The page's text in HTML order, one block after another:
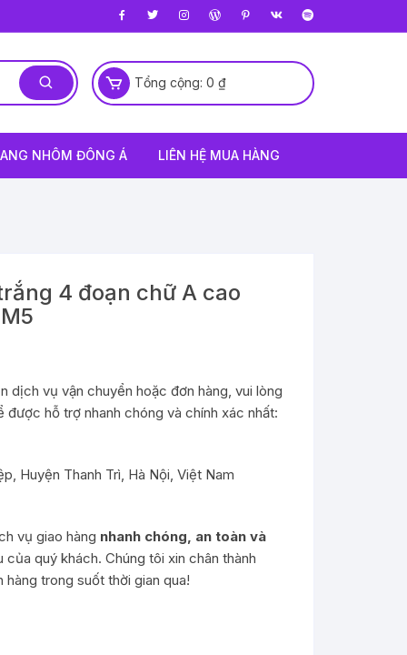
Tổng cộng: 0 ₫
NHÔM ĐÔNG Á LIÊN HỆ MUA HÀNG
4 đoạn chữ A cao
dịch vụ vận chuyển hoặc đơn hàng, vui lòng
được hỗ trợ nhanh chóng và chính xác nhất:
Huyện Thanh Trì, Hà Nội, Việt Nam
vụ giao hàng nhanh chóng, an toàn và
quý khách. Chúng tôi xin chân thành
trong suốt thời gian qua!